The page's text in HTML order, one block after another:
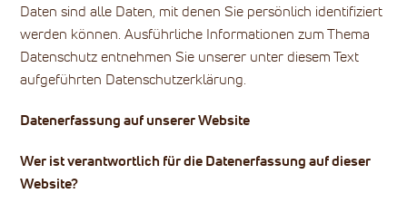
Daten sind alle Daten, mit denen Sie persönlich identifiziert
werden können. Ausführliche Informationen zum Thema
Datenschutz entnehmen Sie unserer unter diesem Text
aufgeführten Datenschutzerklärung.
Datenerfassung auf unserer Website
Wer ist verantwortlich für die Datenerfassung auf dieser
Website?